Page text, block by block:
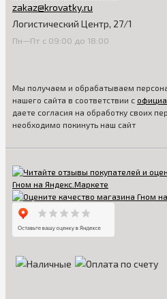
zakaz@krovatky.ru
Логистический Центр, 27/1
Пн—Пт с 09:00 до 18:00
Мы получаем и обрабатываем
нашего сайта в соответствии с
даете согласия на обработку своих
необходимо покинуть наш сайт